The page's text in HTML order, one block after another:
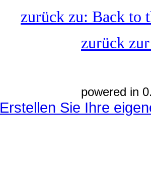
zurück zu: Back to
zurück
powered in
Erstellen Sie Ihre